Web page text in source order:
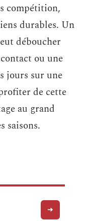
compétition,
durables. Un
déboucher
ou une
jours sur une
de cette
au grand
saisons.